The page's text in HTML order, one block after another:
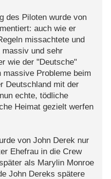
des Piloten wurde von
auch wie er
missachtete und
massiv und sehr
wie der "Deutsche"
Probleme beim
Deutschland mit der
echte, tödliche
Heimat gezielt werfen
von John Derek nur
Ehefrau in die Crew
als Marylin Monroe
John Dereks spätere